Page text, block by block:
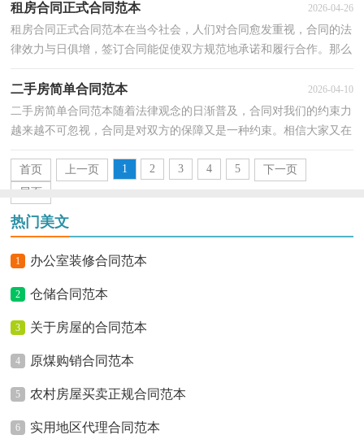
租房合同正式合同范本 2026-04-26
租房合同正式合同范本在当今社会，人们对合同愈发重视，合同的法
律效力与日俱增，签订合同能促使双方规范地承诺和履行合作。那么
二手房简单合同范本 2026-04-10
二手房简单合同范本随着法律观念的日渐普及，合同对我们的约束力
越来越不可忽视，合同是对双方的保障又是一种约束。相信大家又在
首页
上一页 1 2 3 4 5
下一页
尾页
热门美文
1 办公室装修合同范本
2 仓储合同范本
3 关于房屋的合同范本
4 原煤购销合同范本
5 农村房屋买卖正规合同范本
6 实用地区代理合同范本